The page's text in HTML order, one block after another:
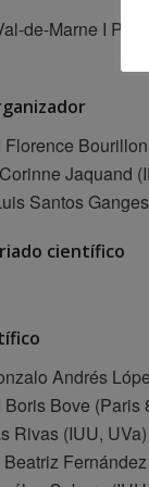
de-Marne I
Santos
científico
Andrés
Bove
Rivas (IUU,